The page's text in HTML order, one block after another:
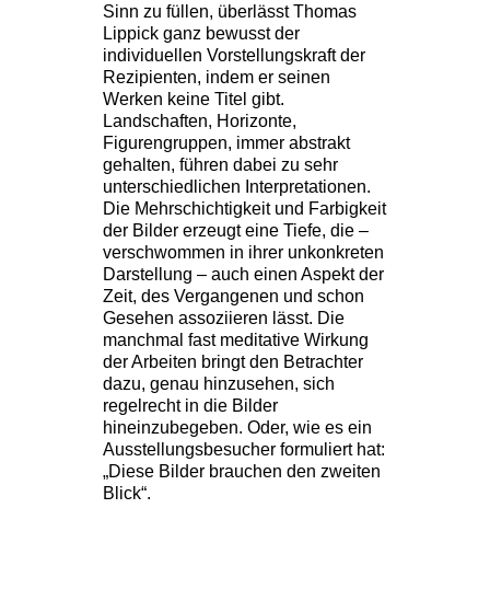
Sinn zu füllen, überlässt Thomas
Lippick ganz bewusst der
individuellen Vorstellungskraft der
Rezipienten, indem er seinen
Werken keine Titel gibt.
Landschaften, Horizonte,
Figurengruppen, immer abstrakt
gehalten, führen dabei zu sehr
unterschiedlichen Interpretationen.
Die Mehrschichtigkeit und Farbigkeit
der Bilder erzeugt eine Tiefe, die –
verschwommen in ihrer unkonkreten
Darstellung – auch einen Aspekt der
Zeit, des Vergangenen und schon
Gesehen assoziieren lässt. Die
manchmal fast meditative Wirkung
der Arbeiten bringt den Betrachter
dazu, genau hinzusehen, sich
regelrecht in die Bilder
hineinzubegeben. Oder, wie es ein
Ausstellungsbesucher formuliert hat:
„Diese Bilder brauchen den zweiten
Blick“.